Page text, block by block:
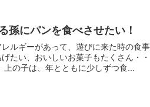
孫にパンを食べさせたい！
ーがあって、遊びに来た時の食事が大変で
たい、おいしいお菓子もたくさん・
とこれがなかなか難しい。 上の子は、年とともに少しずつ食...